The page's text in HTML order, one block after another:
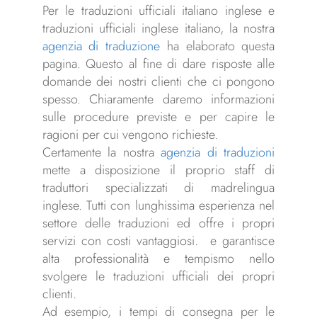
Per le traduzioni ufficiali italiano inglese e
traduzioni ufficiali inglese italiano, la nostra
agenzia di traduzione ha elaborato questa
pagina. Questo al fine di dare risposte alle
domande dei nostri clienti che ci pongono
spesso. Chiaramente daremo informazioni
sulle procedure previste e per capire le
ragioni per cui vengono richieste.
Certamente la nostraagenzia di traduzioni
mette a disposizione il proprio staff di
traduttori specializzati di madrelingua
inglese. Tutti con lunghissima esperienza nel
settore delle traduzioni ed offre i propri
servizi con costi vantaggiosi. e garantisce
alta professionalità e tempismo nello
svolgere le traduzioni ufficiali dei propri
clienti.
Ad esempio, i tempi di consegna per le